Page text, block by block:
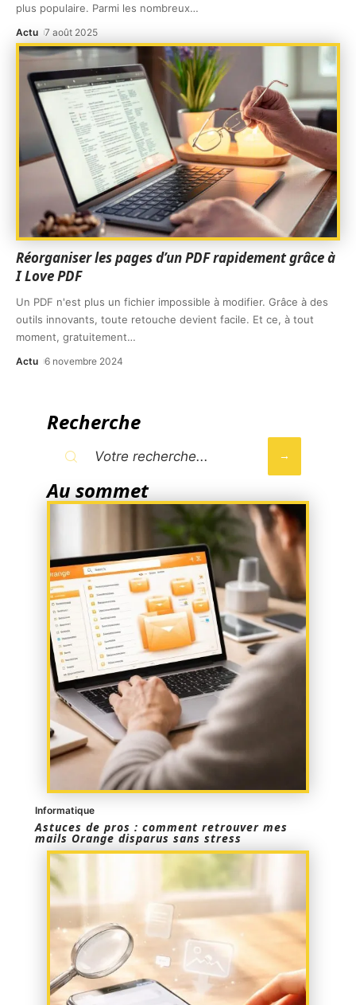
plus populaire. Parmi les nombreux…
Actu 7 août 2025
Réorganiser les pages d’un PDF rapidement grâce à
I Love PDF
Un PDF n'est plus un fichier impossible à modifier. Grâce à des
outils innovants, toute retouche devient facile. Et ce, à tout
moment, gratuitement…
Actu 6 novembre 2024
Recherche
Au sommet
Informatique
Astuces de pros : comment retrouver mes
mails Orange disparus sans stress